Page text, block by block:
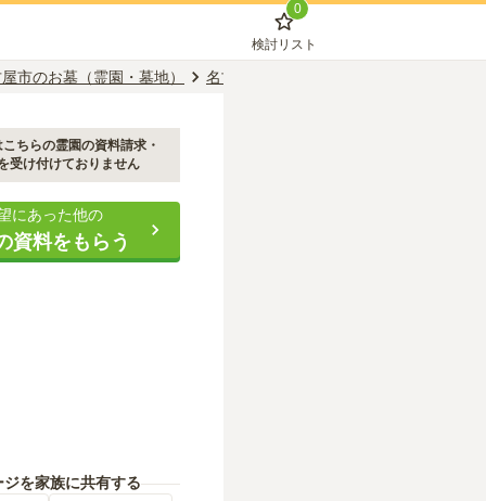
0
検討リスト
市のお墓（霊園・墓地） 名古屋市千種区のお墓（霊園・墓地）
ちらの霊園の資料請求・
受け付けておりません
にあった他の
資料をもらう
ジを家族に共有する